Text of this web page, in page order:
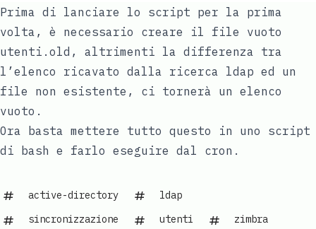
Prima di lanciare lo script per la prima
volta, è necessario creare il file vuoto
utenti.old, altrimenti la differenza tra
l’elenco ricavato dalla ricerca ldap ed un
file non esistente, ci tornerà un elenco
vuoto.
Ora basta mettere tutto questo in uno script
di bash e farlo eseguire dal cron.
active-directory
ldap
sincronizzazione
utenti zimbra